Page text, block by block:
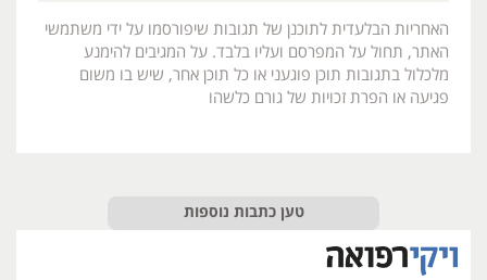
האחריות הבלעדית לתוכנן של תגובות שיפורסמו על ידי משתמשי
האתר, תחול על המפרסם ועליו בלבד. על המגיבים להימנע
מלכלול בתגובות תוכן פוגעני או כל תוכן אחר, שיש בו משום
פגיעה או הפרת זכויות של גורם כלשהו
טען כתבות נוספות